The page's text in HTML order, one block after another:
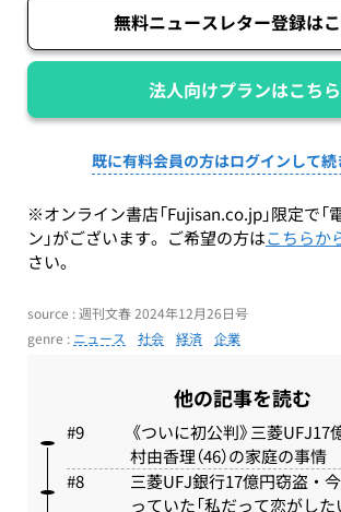
無料ニュースレター登録は
法人向けプランはこちら
既に有料会員の方はログインして続
※オンライン書店「Fujisan.co.jp」限定で「
ン」がございます。ご希望の方はこちらか
さい。
source : 週刊文春 2024年12月26日号
genre : ニュース 社会 経済 企業
他の記事を読む
《ついに初公判》三菱UFJ17
村由香理（46）の家庭の事情
三菱UFJ銀行17億円窃盗・
っていた「私だって恋がした